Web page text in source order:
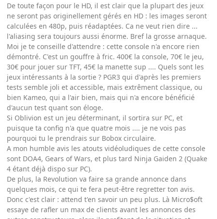
De toute façon pour le HD, il est clair que la plupart des jeux
ne seront pas originellement gérés en HD : les images seront
calculées en 480p, puis réadaptées. Ca ne veut rien dire ...
l'aliasing sera toujours aussi énorme. Bref la grosse arnaque.
Moi je te conseille d'attendre : cette console n'a encore rien
démontré. C'est un gouffre à fric. 400€ la console, 70€ le jeu,
30€ pour jouer sur TFT, 45€ la manette sup .... Quels sont les
jeux intéressants à la sortie ? PGR3 qui d'après les premiers
tests semble joli et accessible, mais extrêment classique, ou
bien Kameo, qui a l'air bien, mais qui n'a encore bénéficié
d'aucun test quant son éloge.
Si Oblivion est un jeu déterminant, il sortira sur PC, et
puisque ta config n'a que quatre mois .... je ne vois pas
pourquoi tu le prendrais sur Bobox circulaire.
A mon humble avis les atouts vidéoludiques de cette console
sont DOA4, Gears of Wars, et plus tard Ninja Gaiden 2 (Quake
4 étant déjà dispo sur PC).
De plus, la Revolution va faire sa grande annonce dans
quelques mois, ce qui te fera peut-être regretter ton avis.
Donc c'est clair : attend t'en savoir un peu plus. Là Micro$oft
essaye de rafler un max de clients avant les annonces des